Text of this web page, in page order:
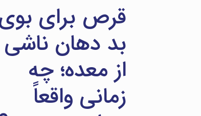
قرص برای
بد دهان ناشی
از معده؛ چه
زمانی واقعاً